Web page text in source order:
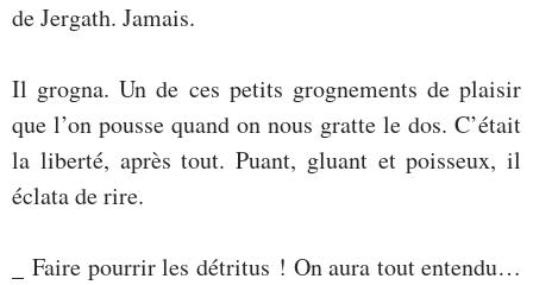
de Jergath. Jamais.
Il grogna. Un de ces petits grognements de plaisir
que l’on pousse quand on nous gratte le dos. C’était
la liberté, après tout. Puant, gluant et poisseux, il
éclata de rire.
_ Faire pourrir les détritus ! On aura tout entendu…